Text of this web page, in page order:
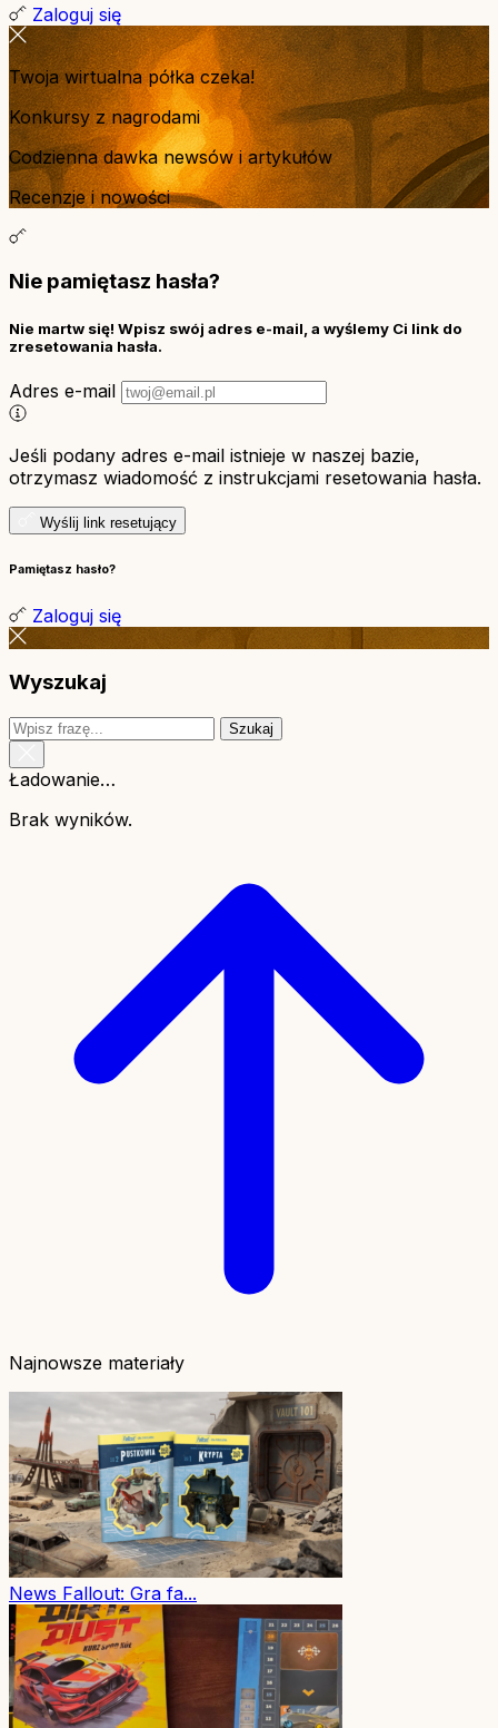
Zaloguj się
Twoja wirtualna półka czeka!
Konkursy z nagrodami
Codzienna dawka newsów i artykułów
Recenzje i nowości
Nie pamiętasz hasła?
Nie martw się! Wpisz swój adres e-mail, a wyślemy Ci link do
zresetowania hasła.
Adres e-mail
Jeśli podany adres e-mail istnieje w naszej bazie,
otrzymasz wiadomość z instrukcjami resetowania hasła.
Wyślij link resetujący
Pamiętasz hasło?
Zaloguj się
Wyszukaj
Szukaj
Ładowanie…
Brak wyników.
Najnowsze materiały
News Fallout: Gra fa...